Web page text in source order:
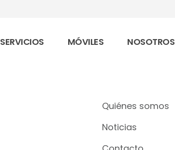
SERVICIOS MÓVILES NOSOTROS
Quiénes somos
Noticias